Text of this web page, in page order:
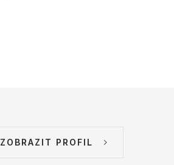
ZOBRAZIT PROFIL